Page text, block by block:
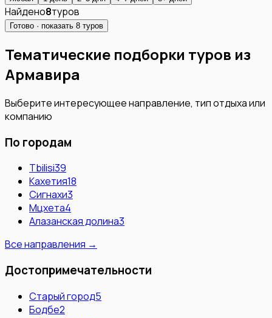
Найдено8туров
Готово · показать 8 туров
Тематические подборки туров из
Армавира
Выберите интересующее направление, тип отдыха или
компанию
По городам
Tbilisi39
Кахетия18
Сигнахи3
Мцхета4
Алазанская долина3
Все направления →
Достопримечательности
Старый город5
Бодбе2